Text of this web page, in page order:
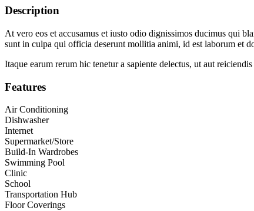
Description
At vero eos et accusamus et iusto odio dignissimos ducimus qui
sunt in culpa qui officia deserunt mollitia animi, id est laborum et
Itaque earum rerum hic tenetur a sapiente delectus, ut aut
Features
Air Conditioning
Dishwasher
Internet
Supermarket/Store
Build-In Wardrobes
Swimming Pool
Clinic
School
Transportation Hub
Floor Coverings